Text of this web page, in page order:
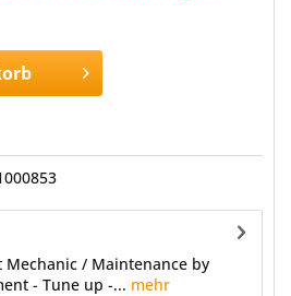
Mechanic / Maintenance by
- Tune up -... mehr